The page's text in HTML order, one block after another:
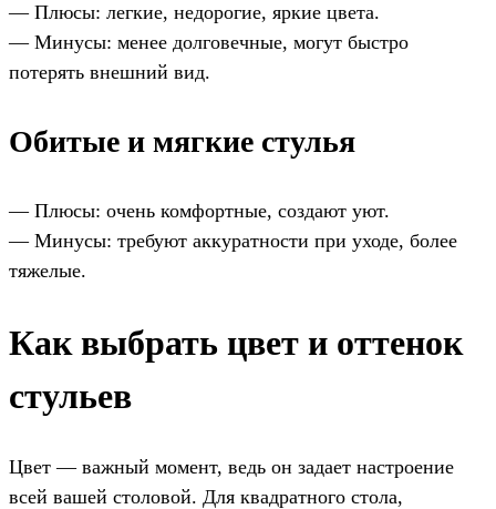
— Плюсы: легкие, недорогие, яркие цвета.
— Минусы: менее долговечные, могут быстро
потерять внешний вид.
Обитые и мягкие стулья
— Плюсы: очень комфортные, создают уют.
— Минусы: требуют аккуратности при уходе, более
тяжелые.
Как выбрать цвет и оттенок
стульев
Цвет — важный момент, ведь он задает настроение
всей вашей столовой. Для квадратного стола,